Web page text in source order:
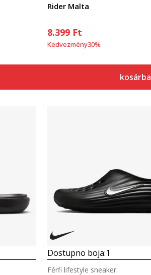
Rider Malta
8.399 Ft
Kedvezmény30%
kosárba
Összehasonlítás
Dostupno boja:1
Férfi lifestyle sneaker